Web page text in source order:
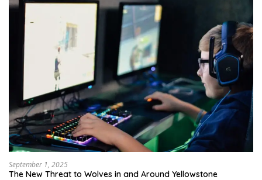
September 1, 2025
The New Threat to Wolves in and Around Yellowstone